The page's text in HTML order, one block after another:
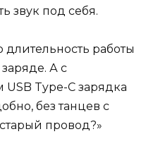
звук под себя.
длительность работы
А с
Type-C зарядка
без танцев с
провод?»